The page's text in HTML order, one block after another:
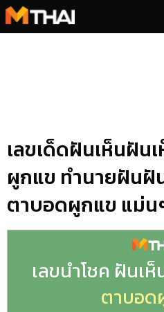
Skip
to
เลขเด็ดฝันเห็นฝั
ผูกแข ทำนายฝันฝั
ตาบอดผูกแข แม่น
เลขนำโชค ฝันเห็
ตาบอด